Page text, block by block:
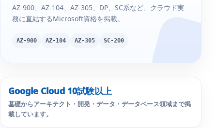
AZ-900、AZ-104、AZ-305、DP、SC系など、クラウド実
務に直結するMicrosoft資格を掲載。
AZ-900 AZ-104 AZ-305 SC-200
Google Cloud 10試験以上
基礎からアーキテクト・開発・データ・データベース領域まで掲
載しています。